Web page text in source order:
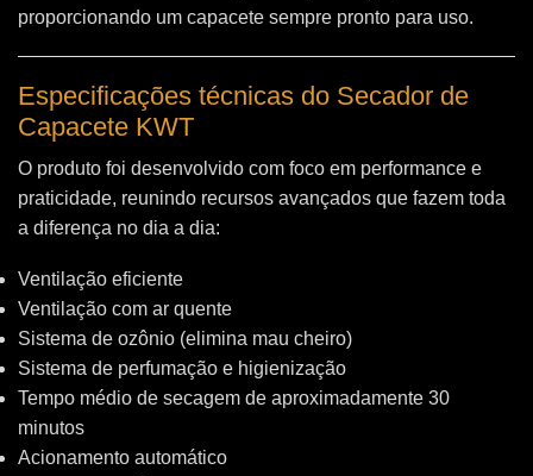
proporcionando um capacete sempre pronto para uso.
Especificações técnicas do Secador de
Capacete KWT
O produto foi desenvolvido com foco em performance e
praticidade, reunindo recursos avançados que fazem toda
a diferença no dia a dia:
Ventilação eficiente
Ventilação com ar quente
Sistema de ozônio (elimina mau cheiro)
Sistema de perfumação e higienização
Tempo médio de secagem de aproximadamente 30
minutos
Acionamento automático